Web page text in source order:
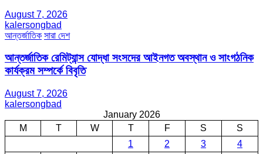
August 7, 2026
kalersongbad
আন্তর্জাতিক সারা দেশ
আন্তর্জাতিক রেমিট্যান্স যোদ্ধা সংসদের আইনগত অবস্থান ও সাংগঠনিক
কার্যক্রম সম্পর্কে বিবৃতি
August 7, 2026
kalersongbad
January 2026
M
T W T F S
S
1
2 3
4